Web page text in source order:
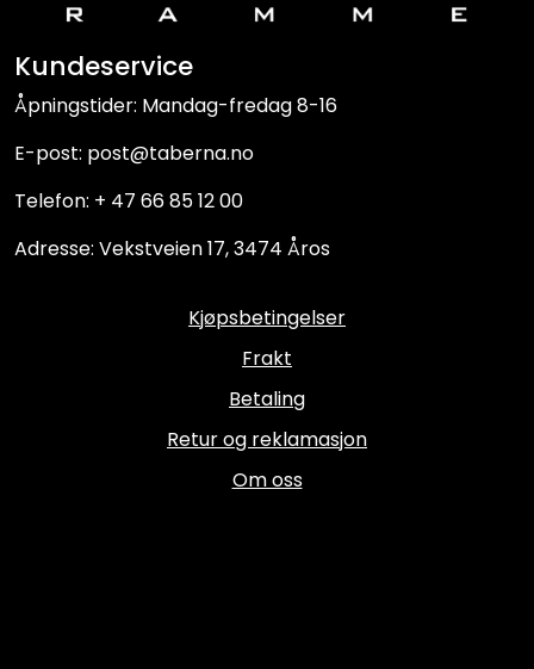
Kundeservice
Åpningstider: Mandag-fredag 8-16
E-post: post@taberna.no
Telefon: + 47 66 85 12 00
Adresse: Vekstveien 17, 3474 Åros
Kjøpsbetingelser
Frakt
Betaling
Retur og reklamasjon
Om oss